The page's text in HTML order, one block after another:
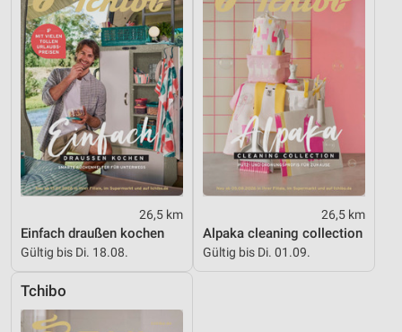
26,5 km
Einfach draußen kochen
Gültig bis Di. 18.08.
26,5 km
Alpaka cleaning collection
Gültig bis Di. 01.09.
Tchibo